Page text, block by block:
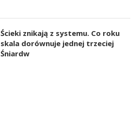
Ścieki znikają z systemu. Co roku
skala dorównuje jednej trzeciej
Śniardw